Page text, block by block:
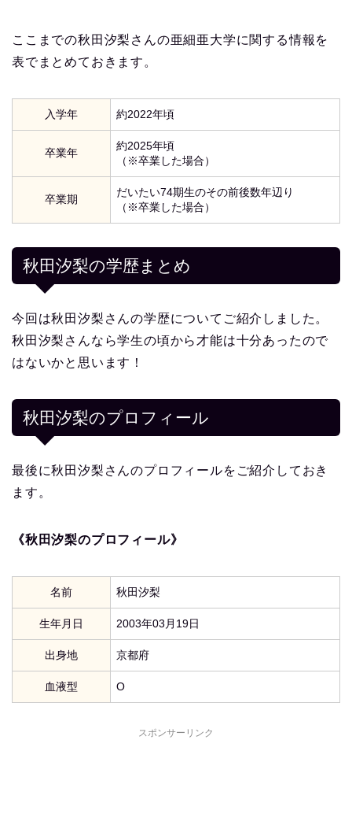
ここまでの秋田汐梨さんの亜細亜大学に関する情報を
表でまとめておきます。
入学年 約2022年頃
卒業年
約2025年頃
（※卒業した場合）
卒業期
だいたい74期生のその前後数年辺り
（※卒業した場合）
秋田汐梨の学歴まとめ
今回は秋田汐梨さんの学歴についてご紹介しました。
秋田汐梨さんなら学生の頃から才能は十分あったので
はないかと思います！
秋田汐梨のプロフィール
最後に秋田汐梨さんのプロフィールをご紹介しておき
ます。
《秋田汐梨のプロフィール》
名前 秋田汐梨
生年月日 2003年03月19日
出身地 京都府
血液型 O
スポンサーリンク